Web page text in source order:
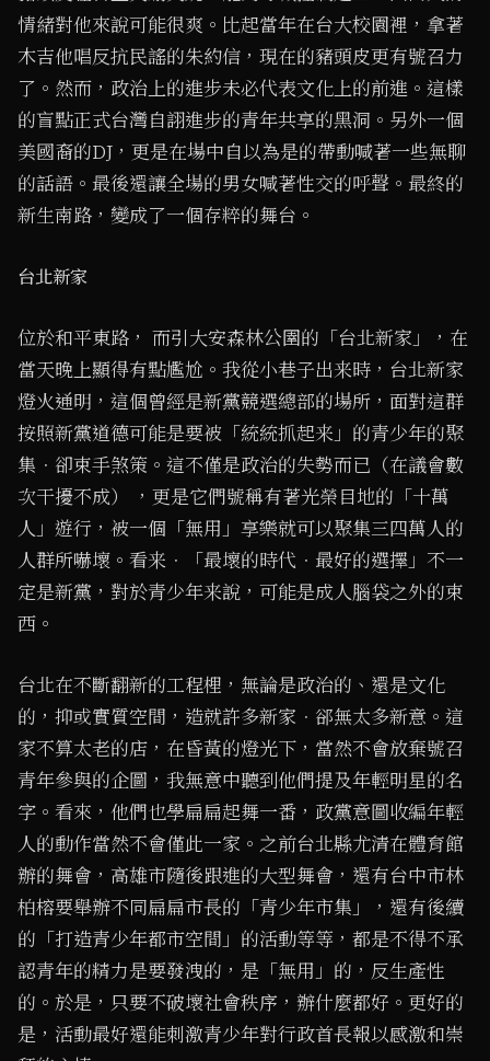
情緒對他來說可能很爽。比起當年在台大校園裡，拿著
木吉他唱反抗民謠的朱約信，現在的豬頭皮更有號召力
了。然而，政治上的進步未必代表文化上的前進。這樣
的盲點正式台灣自詡進步的青年共享的黑洞。另外一個
美國裔的DJ，更是在場中自以為是的帶動喊著一些無聊
的話語。最後還讓全場的男女喊著性交的呼聲。最終的
新生南路，變成了一個存粹的舞台。
台北新家
位於和平東路， 而引大安森林公圉的「台北新家」，在
當天晚上顯得有點尷尬。我從小巷子出来時，台北新家
燈火通明，這個曾經是新黨競選總部的場所，面對這群
按照新黨道德可能是要被「統統抓起来」的青少年的聚
集．卻束手煞策。這不僅是政治的失勢而已（在議會數
次干擾不成） ，更是它們號稱有著光榮目地的「十萬
人」遊行，被一個「無用」享樂就可以聚集三四萬人的
人群所嚇壞。看来．「最壞的時代．最好的選擇」不一
定是新黨，對於青少年来說，可能是成人腦袋之外的束
西。
台北在不斷翻新的工程梩，無論是政治的、還是文化
的，抑或實質空間，造就許多新家．郤無太多新意。這
家不算太老的店，在昏黃的燈光下，當然不會放棄號召
青年參與的企圖，我無意中聽到他們提及年輕明星的名
字。看來，他們也學扁扁起舞一番，政黨意圖收編年輕
人的動作當然不會僅此一家。之前台北縣尤清在體育館
辦的舞會，高雄市隨後跟進的大型舞會，還有台中市林
柏榕要舉辦不同扁扁市長的「青少年市集」，還有後續
的「打造青少年都市空間」的活動等等，都是不得不承
認青年的精力是要發洩的，是「無用」的，反生產性
的。於是，只要不破壞社會秩序，辦什麼都好。更好的
是，活動最好還能刺激青少年對行政首長報以感激和崇